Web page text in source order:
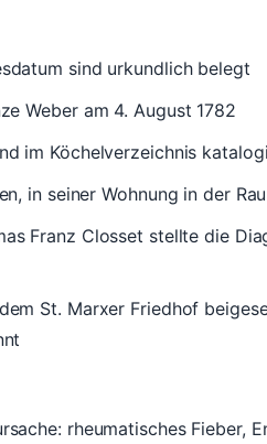
sind urkundlich belegt
Weber am 4. August 1782
im Köchelverzeichnis
in seiner Wohnung in der
Franz Closset stellte die
St. Marxer Friedhof
rheumatisches Fieber,